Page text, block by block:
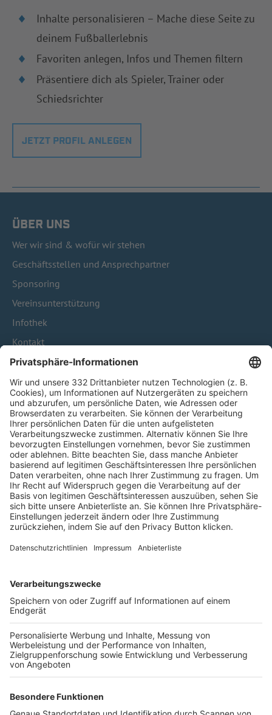
Inhalte personalisieren – Mache diese Seite zu
deinem Fußballerlebnis
Favoriten anlegen, Infos und Themen filtern
Präsentiere dich als Spieler, Trainer oder
Schiedsrichter
JETZT PROFIL ANLEGEN
ÜBER UNS
Wer wir sind & wofür wir stehen
Geschäftsstellen und Ansprechpartner
Sponsoring
Vereinsunterstützung
Infothek
Kontakt
HÄUFIG BESUCHTE SEITEN
Pässe und Vereinswechsel
Trainerausbildung
Schulungsangebot Vereinsmitarbeiter
BFV-Geschäftsstellen
Trainerbörse
Login SpielPlus
FOLGE DEM BFV
TOP-VEREINE
TOP-PARTNER